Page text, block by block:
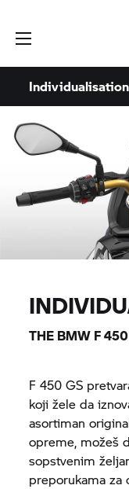
Individualisation
THE BMW F
F 450 GS
koji žele da
asortiman
opreme, možeš
sopstvenim
preporukama za